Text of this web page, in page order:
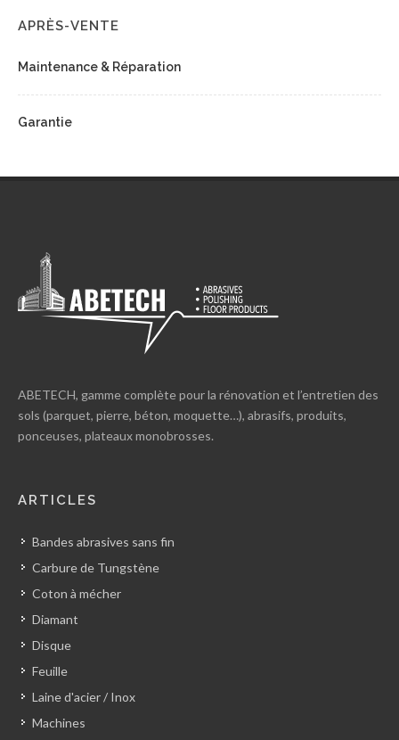
APRÈS-VENTE
Maintenance & Réparation
Garantie
ABETECH, gamme complète pour la rénovation et l’entretien des
sols (parquet, pierre, béton, moquette…), abrasifs, produits,
ponceuses, plateaux monobrosses.
ARTICLES
Bandes abrasives sans fin
Carbure de Tungstène
Coton à mécher
Diamant
Disque
Feuille
Laine d'acier / Inox
Machines